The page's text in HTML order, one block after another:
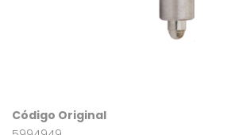
Código Original